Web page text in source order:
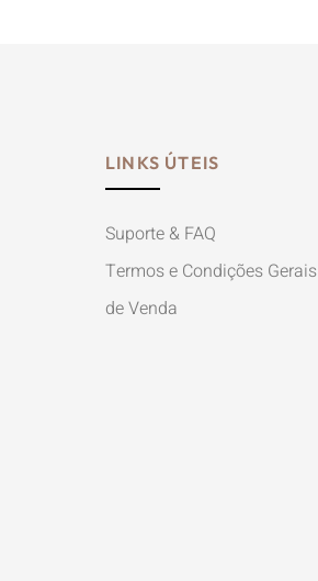
LINKS ÚTEIS
Suporte & FAQ
Termos e Condições Gerais
de Venda